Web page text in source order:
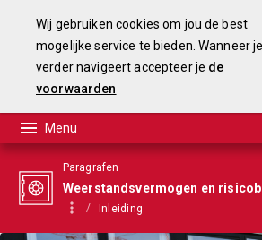
Wij gebruiken cookies om jou de best
mogelijke service te bieden. Wanneer je
verder navigeert accepteer je de
voorwaarden
Paragrafen
Weerstandsvermogen en
Inleiding